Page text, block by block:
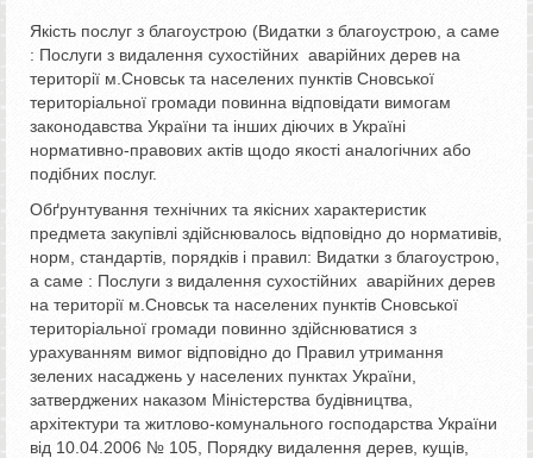
Якість послуг з благоустрою (Видатки з благоустрою, а саме
: Послуги з видалення сухостійних аварійних дерев на
території м.Сновськ та населених пунктів Сновської
територіальної громади повинна відповідати вимогам
законодавства України та інших діючих в Україні
нормативно-правових актів щодо якості аналогічних або
подібних послуг.
Обґрунтування технічних та якісних характеристик
предмета закупівлі здійснювалось відповідно до нормативів,
норм, стандартів, порядків і правил: Видатки з благоустрою,
а саме : Послуги з видалення сухостійних аварійних дерев
на території м.Сновськ та населених пунктів Сновської
територіальної громади повинно здійснюватися з
урахуванням вимог відповідно до Правил утримання
зелених насаджень у населених пунктах України,
затверджених наказом Міністерства будівництва,
архітектури та житлово-комунального господарства України
від 10.04.2006 № 105, Порядку видалення дерев, кущів,